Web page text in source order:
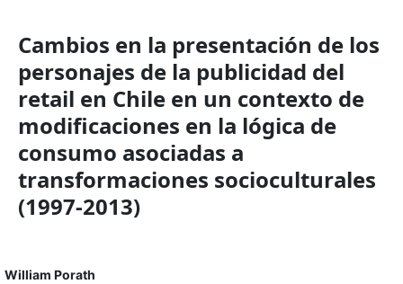
Cambios en la presentación de los
personajes de la publicidad del
retail en Chile en un contexto de
modificaciones en la lógica de
consumo asociadas a
transformaciones socioculturales
(1997-2013)
William Porath